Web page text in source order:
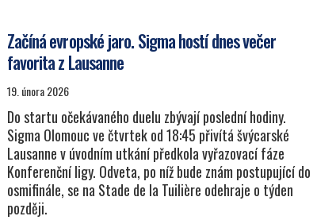
Začíná evropské jaro. Sigma hostí dnes večer
favorita z Lausanne
19. února 2026
Do startu očekávaného duelu zbývají poslední hodiny.
Sigma Olomouc ve čtvrtek od 18:45 přivítá švýcarské
Lausanne v úvodním utkání předkola vyřazovací fáze
Konferenční ligy. Odveta, po níž bude znám postupující do
osmifinále, se na Stade de la Tuilière odehraje o týden
později.